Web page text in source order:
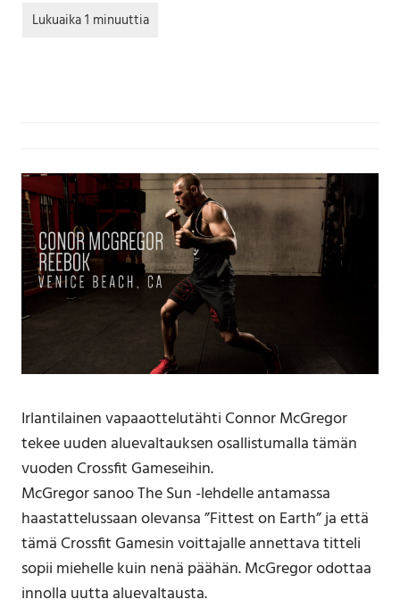
Irlantilainen vapaaottelutähti Connor McGregor
tekee uuden aluevaltauksen osallistumalla tämän
vuoden Crossfit Gameseihin.
McGregor sanoo The Sun -lehdelle antamassa
haastattelussaan olevansa ”Fittest on Earth” ja että
tämä Crossfit Gamesin voittajalle annettava titteli
sopii miehelle kuin nenä päähän. McGregor odottaa
innolla uutta aluevaltausta.